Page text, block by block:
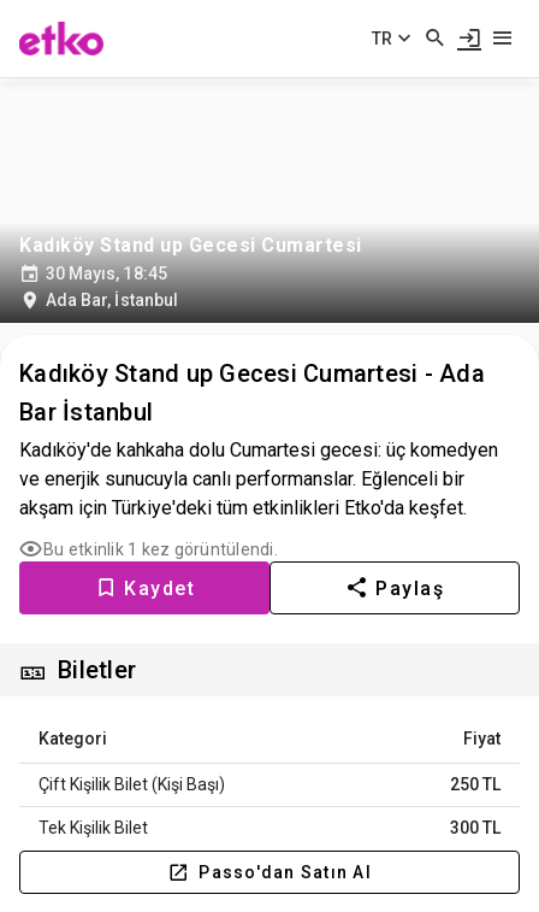
TR
Kadıköy Stand up Gecesi Cumartesi
30 Mayıs, 18:45
Ada Bar, İstanbul
Kadıköy Stand up Gecesi Cumartesi - Ada
Bar İstanbul
Kadıköy'de kahkaha dolu Cumartesi gecesi: üç komedyen
ve enerjik sunucuyla canlı performanslar. Eğlenceli bir
akşam için Türkiye'deki tüm etkinlikleri Etko'da keşfet.
Bu etkinlik 1 kez görüntülendi.
Kaydet Paylaş
🎫 Biletler
Kategori Fiyat
Çift Kişilik Bilet (Kişi Başı) 250 TL
Tek Kişilik Bilet 300 TL
Passo'dan Satın Al